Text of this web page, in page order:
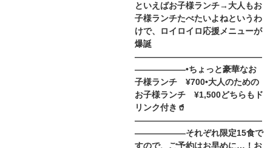
といえばお子様ランチ→大人もお
子様ランチたべたいよね︎というわ
けで、ロイロイロ応援メニューが
爆誕
———————————————
——————•ちょっと豪華なお
子様ランチ ¥700•大人のための
お子様ランチ ¥1,500どちらもド
リンク付き🥤
———————————————
——————それぞれ限定15食で
すので、ご予約はお早めに…！お